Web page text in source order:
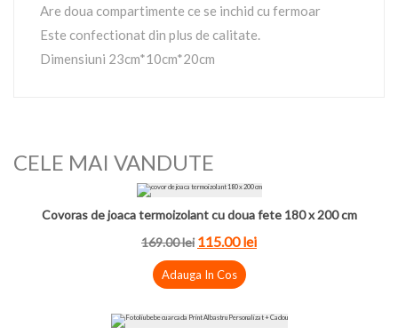
Are doua compartimente ce se inchid cu fermoar
Este confectionat din plus de calitate.
Dimensiuni 23cm*10cm*20cm
CELE MAI VANDUTE
Covoras de joaca termoizolant cu doua fete 180 x 200 cm
169.00lei 115.00lei
Adauga In Cos